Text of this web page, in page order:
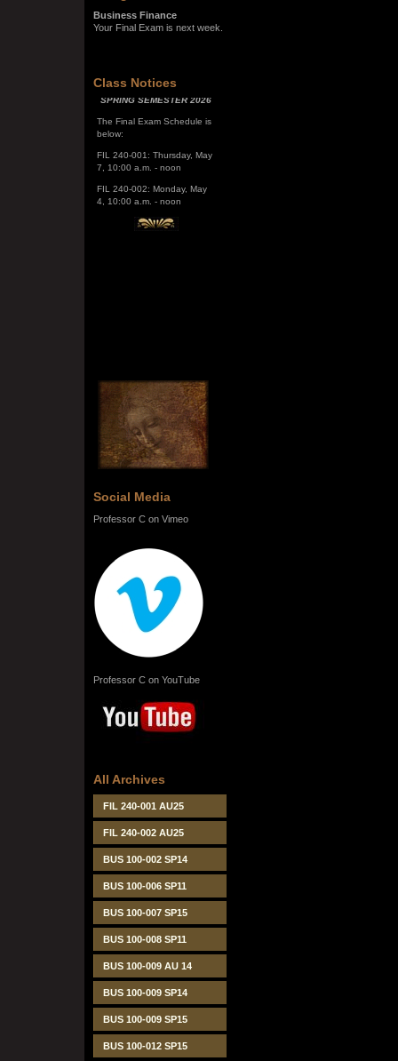
Business Finance
Your Final Exam is next week.
Class Notices
SPRING SEMESTER 2026
The Final Exam Schedule is
below:
FIL 240-001: Thursday, May
7, 10:00 a.m. - noon
FIL 240-002: Monday, May
4, 10:00 a.m. - noon
Social Media
Professor C on Vimeo
Professor C on YouTube
All Archives
FIL 240-001 AU25
FIL 240-002 AU25
BUS 100-002 SP14
BUS 100-006 SP11
BUS 100-007 SP15
BUS 100-008 SP11
BUS 100-009 AU 14
BUS 100-009 SP14
BUS 100-009 SP15
BUS 100-012 SP15